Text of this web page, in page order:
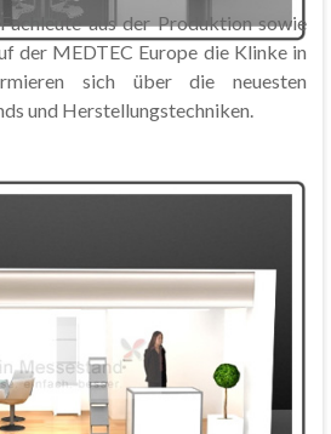
aus der Produktion sowie
der MEDTEC Europe die Klinke in
sich über die neuesten
und Herstellungstechniken.